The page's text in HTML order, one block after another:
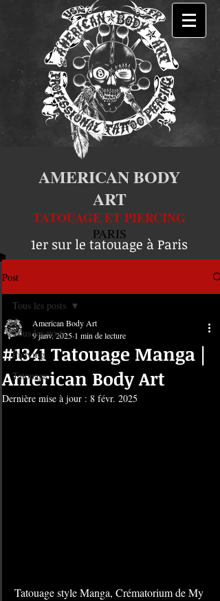
AMERICAN BODY
ART
TATOUAGE ET PIERCING
PARIS
1er sur le tatouage à Paris
Post
Tous les posts
Piercing
Tatouage
Tous les posts
#1341 Tatouage Manga |
American Body Art
American Body Art
9 janv. 2025 1 min de lecture
Dernière mise à jour : 8 févr. 2025
Tatouage style Manga, Crématorium de My